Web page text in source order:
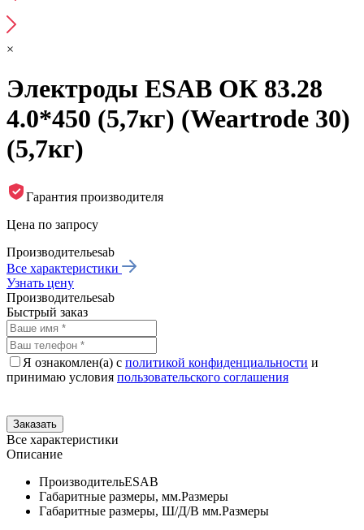
×
Электроды ESAB ОК 83.28
4.0*450 (5,7кг) (Weartrode 30)
(5,7кг)
Гарантия производителя
Цена по запросу
Производительesab
Все характеристики
Узнать цену
Производительesab
Быстрый заказ
Я ознакомлен(а) с политикой конфиденциальности и
принимаю условия пользовательского соглашения
Все характеристики
Описание
ПроизводительESAB
Габаритные размеры, мм.Размеры
Габаритные размеры, Ш/Д/В мм.Размеры